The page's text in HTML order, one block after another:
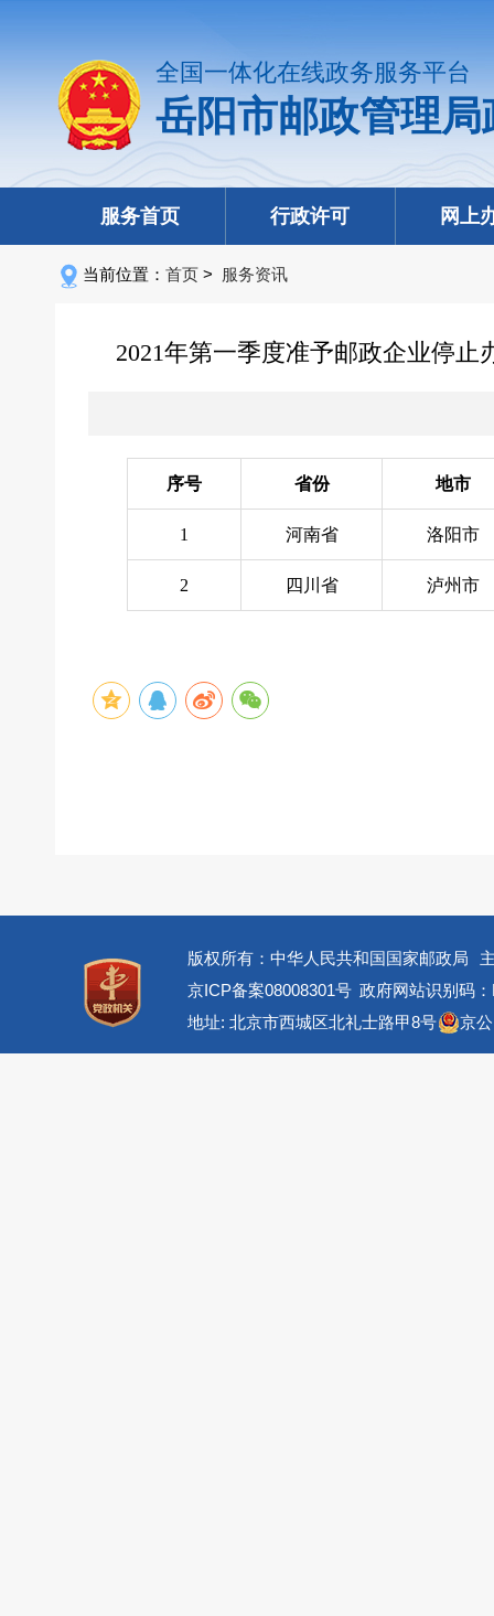
全国一体化在线政务服务平台
岳阳市邮政管理
服务首页 行政许可 网上
当前位置： 首页 > 服务资讯
2021年第一季度准予邮政企业停
序号 省份 地市
1 河南省 洛阳市
2 四川省 泸州市
版权所有：中华人民共和国国家邮政局
京ICP备案08008301号 政府网站识别码
地址: 北京市西城区北礼士路甲8号
京